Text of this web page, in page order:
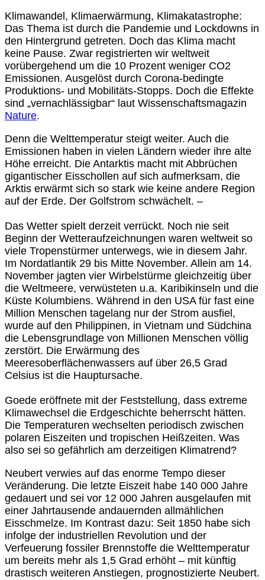
Klimawandel, Klimaerwärmung, Klimakatastrophe:
Das Thema ist durch die Pandemie und Lockdowns in
den Hintergrund getreten. Doch das Klima macht
keine Pause. Zwar registrierten wir weltweit
vorübergehend um die 10 Prozent weniger CO2
Emissionen. Ausgelöst durch Corona-bedingte
Produktions- und Mobilitäts-Stopps. Doch die Effekte
sind „vernachlässigbar“ laut Wissenschaftsmagazin
Nature.
Denn die Welttemperatur steigt weiter. Auch die
Emissionen haben in vielen Ländern wieder ihre alte
Höhe erreicht. Die Antarktis macht mit Abbrüchen
gigantischer Eisschollen auf sich aufmerksam, die
Arktis erwärmt sich so stark wie keine andere Region
auf der Erde. Der Golfstrom schwächelt. –
Das Wetter spielt derzeit verrückt. Noch nie seit
Beginn der Wetteraufzeichnungen waren weltweit so
viele Tropenstürmer unterwegs, wie in diesem Jahr.
Im Nordatlantik 29 bis Mitte November. Allein am 14.
November jagten vier Wirbelstürme gleichzeitig über
die Weltmeere, verwüsteten u.a. Karibikinseln und die
Küste Kolumbiens. Während in den USA für fast eine
Million Menschen tagelang nur der Strom ausfiel,
wurde auf den Philippinen, in Vietnam und Südchina
die Lebensgrundlage von Millionen Menschen völlig
zerstört. Die Erwärmung des
Meeresoberflächenwassers auf über 26,5 Grad
Celsius ist die Hauptursache.
Goede eröffnete mit der Feststellung, dass extreme
Klimawechsel die Erdgeschichte beherrscht hätten.
Die Temperaturen wechselten periodisch zwischen
polaren Eiszeiten und tropischen Heißzeiten. Was
also sei so gefährlich am derzeitigen Klimatrend?
Neubert verwies auf das enorme Tempo dieser
Veränderung. Die letzte Eiszeit habe 140 000 Jahre
gedauert und sei vor 12 000 Jahren ausgelaufen mit
einer Jahrtausende andauernden allmählichen
Eisschmelze. Im Kontrast dazu: Seit 1850 habe sich
infolge der industriellen Revolution und der
Verfeuerung fossiler Brennstoffe die Welttemperatur
um bereits mehr als 1,5 Grad erhöht – mit künftig
drastisch weiteren Anstiegen, prognostizierte Neubert.